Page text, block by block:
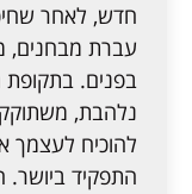
חדש, לאחר
עברת מבחנים,
בפנים.
נלהבת,
להוכיח לעצמך
התפקיד ביושר.